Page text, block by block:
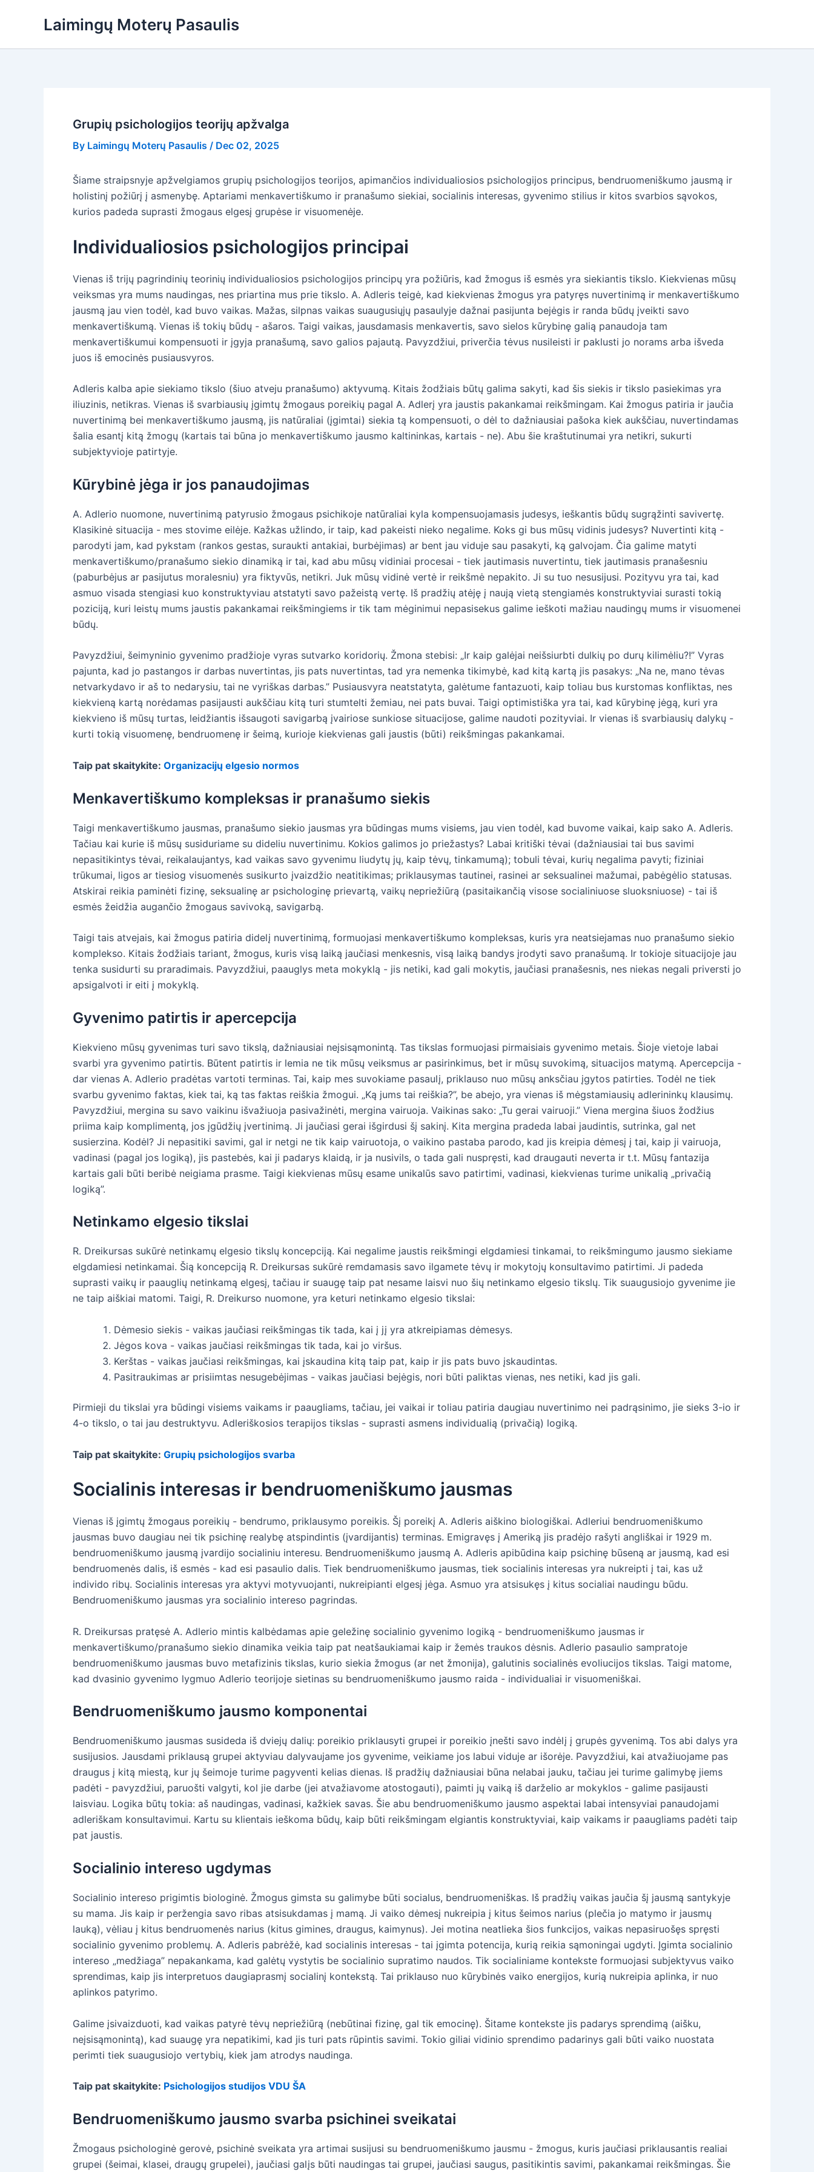
Laimingų Moterų Pasaulis
Grupių psichologijos teorijų apžvalga
By Laimingų Moterų Pasaulis / Dec 02, 2025
Šiame straipsnyje apžvelgiamos grupių psichologijos teorijos, apimančios individualiosios psichologijos principus, bendruomeniškumo jausmą ir
holistinį požiūrį į asmenybę. Aptariami menkavertiškumo ir pranašumo siekiai, socialinis interesas, gyvenimo stilius ir kitos svarbios sąvokos,
kurios padeda suprasti žmogaus elgesį grupėse ir visuomenėje.
Individualiosios psichologijos principai
Vienas iš trijų pagrindinių teorinių individualiosios psichologijos principų yra požiūris, kad žmogus iš esmės yra siekiantis tikslo. Kiekvienas mūsų
veiksmas yra mums naudingas, nes priartina mus prie tikslo. A. Adleris teigė, kad kiekvienas žmogus yra patyręs nuvertinimą ir menkavertiškumo
jausmą jau vien todėl, kad buvo vaikas. Mažas, silpnas vaikas suaugusiųjų pasaulyje dažnai pasijunta bejėgis ir randa būdų įveikti savo
menkavertiškumą. Vienas iš tokių būdų - ašaros. Taigi vaikas, jausdamasis menkavertis, savo sielos kūrybinę galią panaudoja tam
menkavertiškumui kompensuoti ir įgyja pranašumą, savo galios pajautą. Pavyzdžiui, priverčia tėvus nusileisti ir paklusti jo norams arba išveda
juos iš emocinės pusiausvyros.
Adleris kalba apie siekiamo tikslo (šiuo atveju pranašumo) aktyvumą. Kitais žodžiais būtų galima sakyti, kad šis siekis ir tikslo pasiekimas yra
iliuzinis, netikras. Vienas iš svarbiausių įgimtų žmogaus poreikių pagal A. Adlerį yra jaustis pakankamai reikšmingam. Kai žmogus patiria ir jaučia
nuvertinimą bei menkavertiškumo jausmą, jis natūraliai (įgimtai) siekia tą kompensuoti, o dėl to dažniausiai pašoka kiek aukščiau, nuvertindamas
šalia esantį kitą žmogų (kartais tai būna jo menkavertiškumo jausmo kaltininkas, kartais - ne). Abu šie kraštutinumai yra netikri, sukurti
subjektyvioje patirtyje.
Kūrybinė jėga ir jos panaudojimas
A. Adlerio nuomone, nuvertinimą patyrusio žmogaus psichikoje natūraliai kyla kompensuojamasis judesys, ieškantis būdų sugrąžinti savivertę.
Klasikinė situacija - mes stovime eilėje. Kažkas užlindo, ir taip, kad pakeisti nieko negalime. Koks gi bus mūsų vidinis judesys? Nuvertinti kitą -
parodyti jam, kad pykstam (rankos gestas, suraukti antakiai, burbėjimas) ar bent jau viduje sau pasakyti, ką galvojam. Čia galime matyti
menkavertiškumo/pranašumo siekio dinamiką ir tai, kad abu mūsų vidiniai procesai - tiek jautimasis nuvertintu, tiek jautimasis pranašesniu
(paburbėjus ar pasijutus moralesniu) yra fiktyvūs, netikri. Juk mūsų vidinė vertė ir reikšmė nepakito. Ji su tuo nesusijusi. Pozityvu yra tai, kad
asmuo visada stengiasi kuo konstruktyviau atstatyti savo pažeistą vertę. Iš pradžių atėję į naują vietą stengiamės konstruktyviai surasti tokią
poziciją, kuri leistų mums jaustis pakankamai reikšmingiems ir tik tam mėginimui nepasisekus galime ieškoti mažiau naudingų mums ir visuomenei
būdų.
Pavyzdžiui, šeimyninio gyvenimo pradžioje vyras sutvarko koridorių. Žmona stebisi: „Ir kaip galėjai neišsiurbti dulkių po durų kilimėliu?!” Vyras
pajunta, kad jo pastangos ir darbas nuvertintas, jis pats nuvertintas, tad yra nemenka tikimybė, kad kitą kartą jis pasakys: „Na ne, mano tėvas
netvarkydavo ir aš to nedarysiu, tai ne vyriškas darbas.” Pusiausvyra neatstatyta, galėtume fantazuoti, kaip toliau bus kurstomas konfliktas, nes
kiekvieną kartą norėdamas pasijausti aukščiau kitą turi stumtelti žemiau, nei pats buvai. Taigi optimistiška yra tai, kad kūrybinę jėgą, kuri yra
kiekvieno iš mūsų turtas, leidžiantis išsaugoti savigarbą įvairiose sunkiose situacijose, galime naudoti pozityviai. Ir vienas iš svarbiausių dalykų -
kurti tokią visuomenę, bendruomenę ir šeimą, kurioje kiekvienas gali jaustis (būti) reikšmingas pakankamai.
Taip pat skaitykite: Organizacijų elgesio normos
Menkavertiškumo kompleksas ir pranašumo siekis
Taigi menkavertiškumo jausmas, pranašumo siekio jausmas yra būdingas mums visiems, jau vien todėl, kad buvome vaikai, kaip sako A. Adleris.
Tačiau kai kurie iš mūsų susiduriame su dideliu nuvertinimu. Kokios galimos jo priežastys? Labai kritiški tėvai (dažniausiai tai bus savimi
nepasitikintys tėvai, reikalaujantys, kad vaikas savo gyvenimu liudytų jų, kaip tėvų, tinkamumą); tobuli tėvai, kurių negalima pavyti; fiziniai
trūkumai, ligos ar tiesiog visuomenės susikurto įvaizdžio neatitikimas; priklausymas tautinei, rasinei ar seksualinei mažumai, pabėgėlio statusas.
Atskirai reikia paminėti fizinę, seksualinę ar psichologinę prievartą, vaikų nepriežiūrą (pasitaikančią visose socialiniuose sluoksniuose) - tai iš
esmės žeidžia augančio žmogaus savivoką, savigarbą.
Taigi tais atvejais, kai žmogus patiria didelį nuvertinimą, formuojasi menkavertiškumo kompleksas, kuris yra neatsiejamas nuo pranašumo siekio
komplekso. Kitais žodžiais tariant, žmogus, kuris visą laiką jaučiasi menkesnis, visą laiką bandys įrodyti savo pranašumą. Ir tokioje situacijoje jau
tenka susidurti su praradimais. Pavyzdžiui, paauglys meta mokyklą - jis netiki, kad gali mokytis, jaučiasi pranašesnis, nes niekas negali priversti jo
apsigalvoti ir eiti į mokyklą.
Gyvenimo patirtis ir apercepcija
Kiekvieno mūsų gyvenimas turi savo tikslą, dažniausiai neįsisąmonintą. Tas tikslas formuojasi pirmaisiais gyvenimo metais. Šioje vietoje labai
svarbi yra gyvenimo patirtis. Būtent patirtis ir lemia ne tik mūsų veiksmus ar pasirinkimus, bet ir mūsų suvokimą, situacijos matymą. Apercepcija -
dar vienas A. Adlerio pradėtas vartoti terminas. Tai, kaip mes suvokiame pasaulį, priklauso nuo mūsų anksčiau įgytos patirties. Todėl ne tiek
svarbu gyvenimo faktas, kiek tai, ką tas faktas reiškia žmogui. „Ką jums tai reiškia?”, be abejo, yra vienas iš mėgstamiausių adlerininkų klausimų.
Pavyzdžiui, mergina su savo vaikinu išvažiuoja pasivažinėti, mergina vairuoja. Vaikinas sako: „Tu gerai vairuoji.” Viena mergina šiuos žodžius
priima kaip komplimentą, jos įgūdžių įvertinimą. Ji jaučiasi gerai išgirdusi šį sakinį. Kita mergina pradeda labai jaudintis, sutrinka, gal net
susierzina. Kodėl? Ji nepasitiki savimi, gal ir netgi ne tik kaip vairuotoja, o vaikino pastaba parodo, kad jis kreipia dėmesį į tai, kaip ji vairuoja,
vadinasi (pagal jos logiką), jis pastebės, kai ji padarys klaidą, ir ja nusivils, o tada gali nuspręsti, kad draugauti neverta ir t.t. Mūsų fantazija
kartais gali būti beribė neigiama prasme. Taigi kiekvienas mūsų esame unikalūs savo patirtimi, vadinasi, kiekvienas turime unikalią „privačią
logiką”.
Netinkamo elgesio tikslai
R. Dreikursas sukūrė netinkamų elgesio tikslų koncepciją. Kai negalime jaustis reikšmingi elgdamiesi tinkamai, to reikšmingumo jausmo siekiame
elgdamiesi netinkamai. Šią koncepciją R. Dreikursas sukūrė remdamasis savo ilgamete tėvų ir mokytojų konsultavimo patirtimi. Ji padeda
suprasti vaikų ir paauglių netinkamą elgesį, tačiau ir suaugę taip pat nesame laisvi nuo šių netinkamo elgesio tikslų. Tik suaugusiojo gyvenime jie
ne taip aiškiai matomi. Taigi, R. Dreikurso nuomone, yra keturi netinkamo elgesio tikslai:
Dėmesio siekis - vaikas jaučiasi reikšmingas tik tada, kai į jį yra atkreipiamas dėmesys.
Jėgos kova - vaikas jaučiasi reikšmingas tik tada, kai jo viršus.
Kerštas - vaikas jaučiasi reikšmingas, kai įskaudina kitą taip pat, kaip ir jis pats buvo įskaudintas.
Pasitraukimas ar prisiimtas nesugebėjimas - vaikas jaučiasi bejėgis, nori būti paliktas vienas, nes netiki, kad jis gali.
Pirmieji du tikslai yra būdingi visiems vaikams ir paaugliams, tačiau, jei vaikai ir toliau patiria daugiau nuvertinimo nei padrąsinimo, jie sieks 3-io ir
4-o tikslo, o tai jau destruktyvu. Adleriškosios terapijos tikslas - suprasti asmens individualią (privačią) logiką.
Taip pat skaitykite: Grupių psichologijos svarba
Socialinis interesas ir bendruomeniškumo jausmas
Vienas iš įgimtų žmogaus poreikių - bendrumo, priklausymo poreikis. Šį poreikį A. Adleris aiškino biologiškai. Adleriui bendruomeniškumo
jausmas buvo daugiau nei tik psichinę realybę atspindintis (įvardijantis) terminas. Emigravęs į Ameriką jis pradėjo rašyti angliškai ir 1929 m.
bendruomeniškumo jausmą įvardijo socialiniu interesu. Bendruomeniškumo jausmą A. Adleris apibūdina kaip psichinę būseną ar jausmą, kad esi
bendruomenės dalis, iš esmės - kad esi pasaulio dalis. Tiek bendruomeniškumo jausmas, tiek socialinis interesas yra nukreipti į tai, kas už
individo ribų. Socialinis interesas yra aktyvi motyvuojanti, nukreipianti elgesį jėga. Asmuo yra atsisukęs į kitus socialiai naudingu būdu.
Bendruomeniškumo jausmas yra socialinio intereso pagrindas.
R. Dreikursas pratęsė A. Adlerio mintis kalbėdamas apie geležinę socialinio gyvenimo logiką - bendruomeniškumo jausmas ir
menkavertiškumo/pranašumo siekio dinamika veikia taip pat neatšaukiamai kaip ir žemės traukos dėsnis. Adlerio pasaulio sampratoje
bendruomeniškumo jausmas buvo metafizinis tikslas, kurio siekia žmogus (ar net žmonija), galutinis socialinės evoliucijos tikslas. Taigi matome,
kad dvasinio gyvenimo lygmuo Adlerio teorijoje sietinas su bendruomeniškumo jausmo raida - individualiai ir visuomeniškai.
Bendruomeniškumo jausmo komponentai
Bendruomeniškumo jausmas susideda iš dviejų dalių: poreikio priklausyti grupei ir poreikio įnešti savo indėlį į grupės gyvenimą. Tos abi dalys yra
susijusios. Jausdami priklausą grupei aktyviau dalyvaujame jos gyvenime, veikiame jos labui viduje ar išorėje. Pavyzdžiui, kai atvažiuojame pas
draugus į kitą miestą, kur jų šeimoje turime pagyventi kelias dienas. Iš pradžių dažniausiai būna nelabai jauku, tačiau jei turime galimybę jiems
padėti - pavyzdžiui, paruošti valgyti, kol jie darbe (jei atvažiavome atostogauti), paimti jų vaiką iš darželio ar mokyklos - galime pasijausti
laisviau. Logika būtų tokia: aš naudingas, vadinasi, kažkiek savas. Šie abu bendruomeniškumo jausmo aspektai labai intensyviai panaudojami
adleriškam konsultavimui. Kartu su klientais ieškoma būdų, kaip būti reikšmingam elgiantis konstruktyviai, kaip vaikams ir paaugliams padėti taip
pat jaustis.
Socialinio intereso ugdymas
Socialinio intereso prigimtis biologinė. Žmogus gimsta su galimybe būti socialus, bendruomeniškas. Iš pradžių vaikas jaučia šį jausmą santykyje
su mama. Jis kaip ir peržengia savo ribas atsisukdamas į mamą. Ji vaiko dėmesį nukreipia į kitus šeimos narius (plečia jo matymo ir jausmų
lauką), vėliau į kitus bendruomenės narius (kitus gimines, draugus, kaimynus). Jei motina neatlieka šios funkcijos, vaikas nepasiruošęs spręsti
socialinio gyvenimo problemų. A. Adleris pabrėžė, kad socialinis interesas - tai įgimta potencija, kurią reikia sąmoningai ugdyti. Įgimta socialinio
intereso „medžiaga” nepakankama, kad galėtų vystytis be socialinio supratimo naudos. Tik socialiniame kontekste formuojasi subjektyvus vaiko
sprendimas, kaip jis interpretuos daugiaprasmį socialinį kontekstą. Tai priklauso nuo kūrybinės vaiko energijos, kurią nukreipia aplinka, ir nuo
aplinkos patyrimo.
Galime įsivaizduoti, kad vaikas patyrė tėvų nepriežiūrą (nebūtinai fizinę, gal tik emocinę). Šitame kontekste jis padarys sprendimą (aišku,
neįsisąmonintą), kad suaugę yra nepatikimi, kad jis turi pats rūpintis savimi. Tokio giliai vidinio sprendimo padarinys gali būti vaiko nuostata
perimti tiek suaugusiojo vertybių, kiek jam atrodys naudinga.
Taip pat skaitykite: Psichologijos studijos VDU ŠA
Bendruomeniškumo jausmo svarba psichinei sveikatai
Žmogaus psichologinė gerovė, psichinė sveikata yra artimai susijusi su bendruomeniškumo jausmu - žmogus, kuris jaučiasi priklausantis realiai
grupei (šeimai, klasei, draugų grupelei), jaučiasi galįs būti naudingas tai grupei, jaučiasi saugus, pasitikintis savimi, pakankamai reikšmingas. Šie